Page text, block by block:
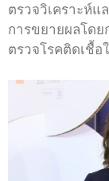
ตรวจวิเคราะห์แ
การขยายผลโด
ตรวจโรคติดเชื้